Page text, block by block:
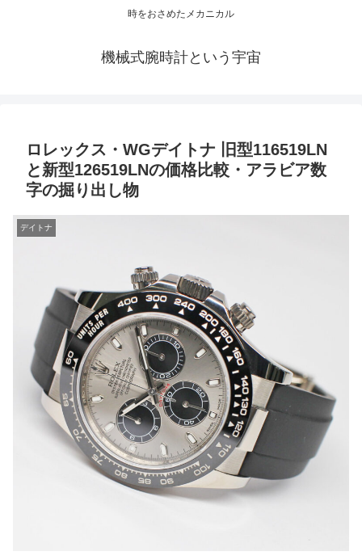
時をおさめたメカニカル
機械式腕時計という宇宙
ロレックス・WGデイトナ 旧型116519LN
と新型126519LNの価格比較・アラビア数
字の掘り出し物
デイトナ